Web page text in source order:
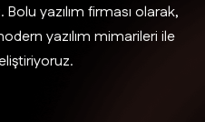
Bolu yazılım firması olarak,
yazılım mimarileri ile